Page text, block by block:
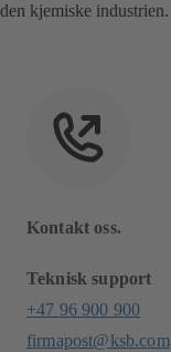
den kjemiske industrien.
Kontakt oss.
Teknisk support
+47 96 900 900
firmapost@ksb.com